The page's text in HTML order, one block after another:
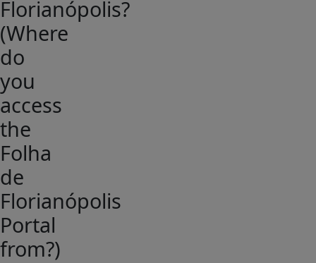
Florianópolis?
(Where
do
you
access
the
Folha
de
Florianópolis
Portal
from?)